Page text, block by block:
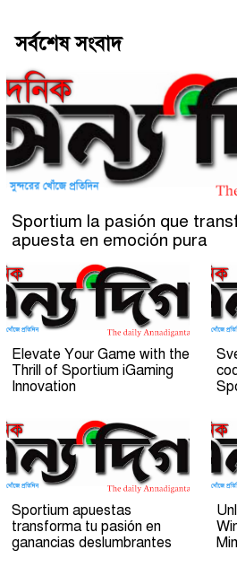
সর্বশেষ সংবাদ
Sportium la pasión que
apuesta en emoción pura
Elevate Your Game with the
Thrill of Sportium iGaming
Innovation
Sportium apuestas
transforma tu pasión en
ganancias deslumbrantes